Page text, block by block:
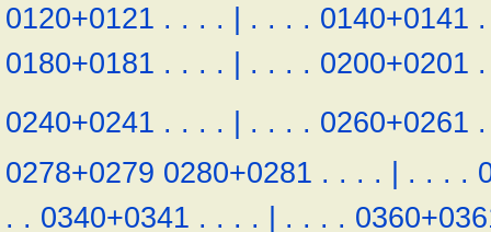
0120+0121 . . . . | . . . . 0140+0141 .
0180+0181 . . . . | . . . . 0200+0201 .
0240+0241 . . . . | . . . . 0260+0261 .
0278+0279 0280+0281 . . . . | . . . .
. . 0340+0341 . . . . | . . . .